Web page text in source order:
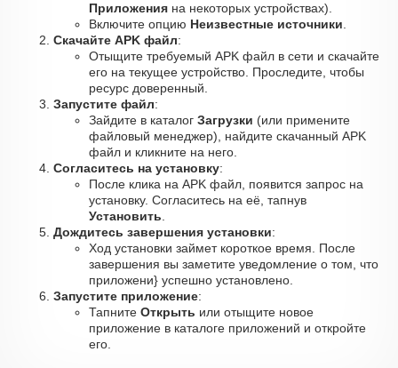
Приложения на некоторых устройствах).
Включите опцию Неизвестные источники
Скачайте APK файл:
Отыщите требуемый APK файл в сети и скачайте
его на текущее устройство. Проследите, чтобы
ресурс доверенный.
Запустите файл:
Зайдите в каталог Загрузки (или примените
файловый менеджер), найдите скачанный APK
файл и кликните на него.
Согласитесь на установку:
После клика на APK файл, появится запрос на
установку. Согласитесь на её, тапнув
Установить
Дождитесь завершения установки:
Ход установки займет короткое время. После
завершения вы заметите уведомление о том, что
приложени} успешно установлено.
Запустите приложение:
Тапните Открыть или отыщите новое
приложение в каталоге приложений и откройте
его.